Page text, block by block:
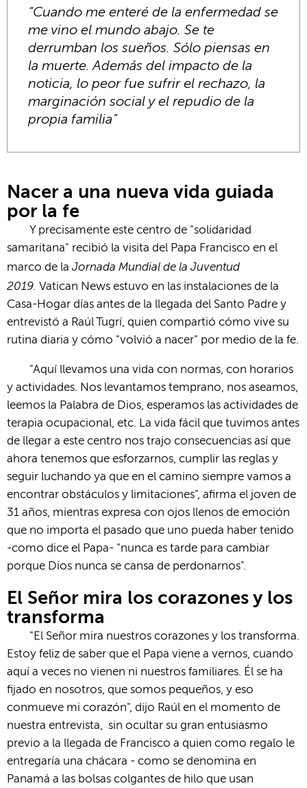
“Cuando me enteré de la enfermedad se
me vino el mundo abajo. Se te
derrumban los sueños. Sólo piensas en
la muerte. Además del impacto de la
noticia, lo peor fue sufrir el rechazo, la
marginación social y el repudio de la
propia familia”
Nacer a una nueva vida guiada
por la fe
Y precisamente este centro de "solidaridad
samaritana" recibió la visita del Papa Francisco en el
marco de la Jornada Mundial de la Juventud
2019. Vatican News estuvo en las instalaciones de la
Casa-Hogar días antes de la llegada del Santo Padre y
entrevistó a Raúl Tugrí, quien compartió cómo vive su
rutina diaria y cómo "volvió a nacer" por medio de la fe.
"Aquí llevamos una vida con normas, con horarios
y actividades. Nos levantamos temprano, nos aseamos,
leemos la Palabra de Dios, esperamos las actividades de
terapia ocupacional, etc. La vida fácil que tuvimos antes
de llegar a este centro nos trajo consecuencias así que
ahora tenemos que esforzarnos, cumplir las reglas y
seguir luchando ya que en el camino siempre vamos a
encontrar obstáculos y limitaciones", afirma el joven de
31 años, mientras expresa con ojos llenos de emoción
que no importa el pasado que uno pueda haber tenido
-como dice el Papa- "nunca es tarde para cambiar
porque Dios nunca se cansa de perdonarnos".
El Señor mira los corazones y los
transforma
"El Señor mira nuestros corazones y los transforma.
Estoy feliz de saber que el Papa viene a vernos, cuando
aquí a veces no vienen ni nuestros familiares. Él se ha
fijado en nosotros, que somos pequeños, y eso
conmueve mi corazón", dijo Raúl en el momento de
nuestra entrevista, sin ocultar su gran entusiasmo
previo a la llegada de Francisco a quien como regalo le
entregaría una chácara - como se denomina en
Panamá a las bolsas colgantes de hilo que usan